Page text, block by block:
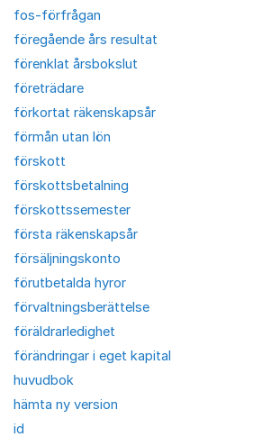
fos-förfrågan
föregående års resultat
förenklat årsbokslut
företrädare
förkortat räkenskapsår
förmån utan lön
förskott
förskottsbetalning
förskottssemester
första räkenskapsår
försäljningskonto
förutbetalda hyror
förvaltningsberättelse
föräldrarledighet
förändringar i eget kapital
huvudbok
hämta ny version
id